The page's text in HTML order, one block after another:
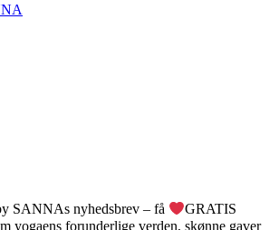
SANNAs nyhedsbrev – få
GRATIS
yogaens forunderlige verden, skønne gaver